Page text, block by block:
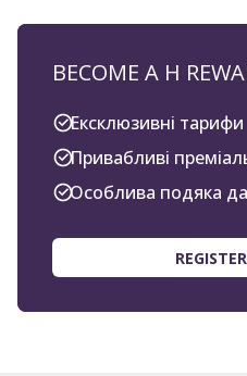
BECOME A H
Ексклюзивні тарифи
Привабливі
Особлива подяка